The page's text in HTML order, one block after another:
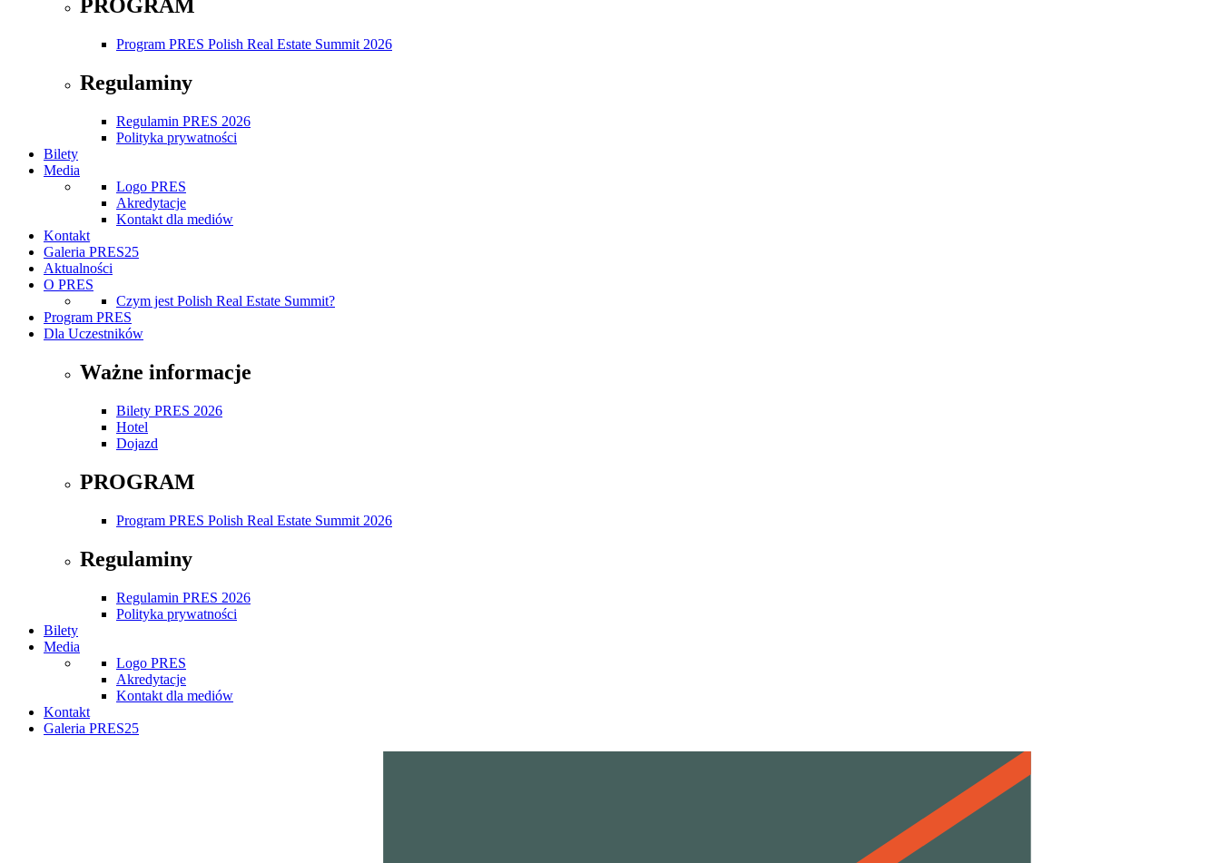
PROGRAM
Program PRES Polish Real Estate Summit 2026
Regulaminy
Regulamin PRES 2026
Polityka prywatności
Bilety
Media
Logo PRES
Akredytacje
Kontakt dla mediów
Kontakt
Galeria PRES25
Aktualności
O PRES
Czym jest Polish Real Estate Summit?
Program PRES
Dla Uczestników
Ważne informacje
Bilety PRES 2026
Hotel
Dojazd
PROGRAM
Program PRES Polish Real Estate Summit 2026
Regulaminy
Regulamin PRES 2026
Polityka prywatności
Bilety
Media
Logo PRES
Akredytacje
Kontakt dla mediów
Kontakt
Galeria PRES25